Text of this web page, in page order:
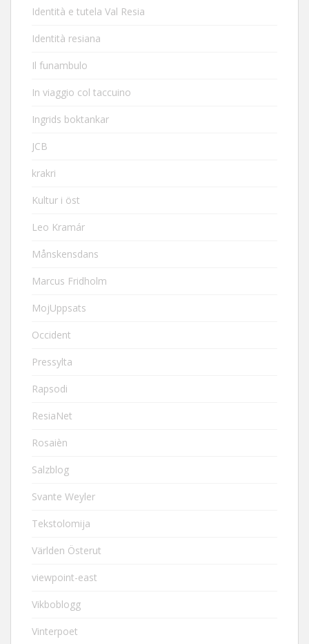
Identità e tutela Val Resia
Identità resiana
Il funambulo
In viaggio col taccuino
Ingrids boktankar
JCB
krakri
Kultur i öst
Leo Kramár
Månskensdans
Marcus Fridholm
MojUppsats
Occident
Pressylta
Rapsodi
ResiaNet
Rosaièn
Salzblog
Svante Weyler
Tekstolomija
Världen Österut
viewpoint-east
Vikboblogg
Vinterpoet